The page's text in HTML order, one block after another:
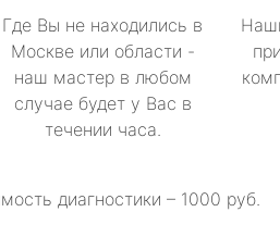
Где Вы не находились в
Москве или области -
наш мастер в любом
случае будет у Вас в
течении часа.
диагностики – 1000 руб.